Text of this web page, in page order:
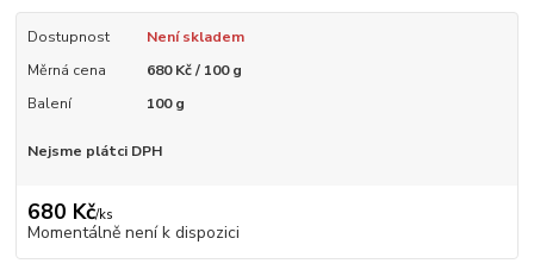
Dostupnost
Není skladem
Měrná cena
680 Kč / 100 g
Balení
100 g
Nejsme plátci DPH
680 Kč/ks
Momentálně není k dispozici